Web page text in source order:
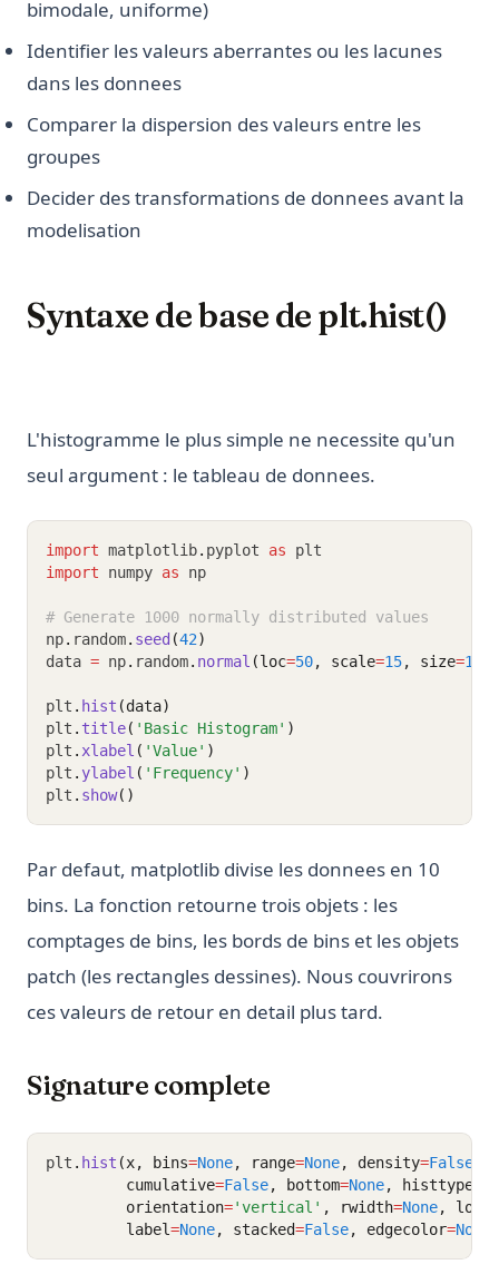
bimodale, uniforme)
Identifier les valeurs aberrantes ou les lacunes
dans les donnees
Comparer la dispersion des valeurs entre les
groupes
Decider des transformations de donnees avant la
modelisation
Syntaxe de base de plt.hist()
L'histogramme le plus simple ne necessite qu'un
seul argument : le tableau de donnees.
import matplotlib. pyplot as plt
import numpy as np
# Generate 1000 normally distributed values
np. random. seed (42)
data = np. random. normal (loc=50, scale=15, size=1000
plt . hist (data)
plt . title( 'Basic Histogram' )
plt . xlabel ( 'Value' )
plt . ylabel ( 'Frequency' )
plt . show()
Par defaut, matplotlib divise les donnees en 10
bins. La fonction retourne trois objets : les
comptages de bins, les bords de bins et les objets
patch (les rectangles dessines). Nous couvrirons
ces valeurs de retour en detail plus tard.
Signature complete
plt . hist (x, bins=None, range=None, density=False
         cumulative
=False, bottom=None, histtype
         orientation
='vertical' , rwidth=None, log
         label
=None, stacked=False, edgecolor=None